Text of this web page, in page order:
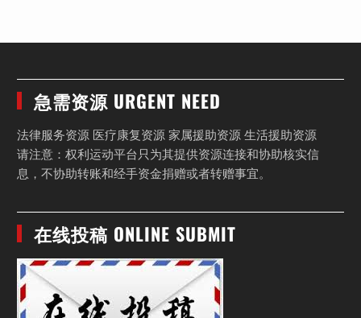
急需资源 URGENT NEED
法律服务资源 医疗康复资源 家属援助资源 生活援助资源
请注意：权利运动平台只为其提供资源连接和协助核实信
息，不协助转账和经手资金捐赠或者转赠事宜。
在线投稿 ONLINE SUBMIT